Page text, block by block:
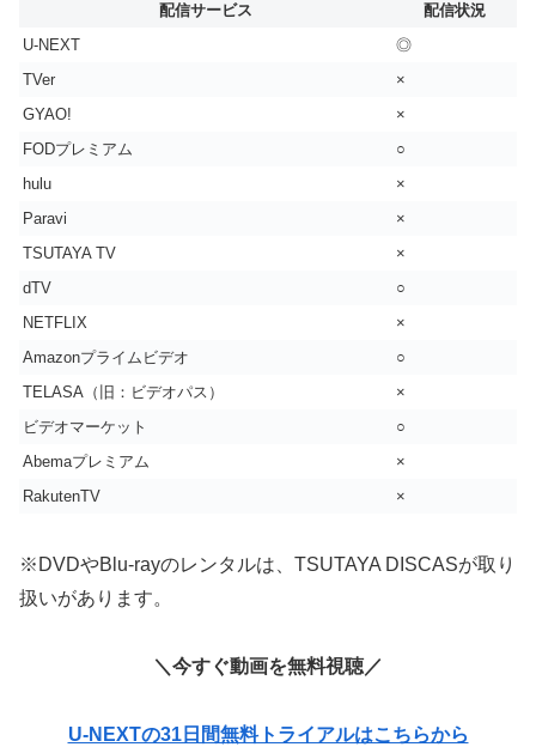
配信サービス
配信状況
U-NEXT
◎
TVer
×
GYAO!
×
FODプレミアム
○
hulu
×
Paravi
×
TSUTAYA TV
×
dTV
○
NETFLIX
×
Amazonプライムビデオ
○
TELASA（旧：ビデオパス）
×
ビデオマーケット
○
Abemaプレミアム
×
RakutenTV
×
※DVDやBlu-rayのレンタルは、TSUTAYA DISCASが取り
扱いがあります。
＼今すぐ動画を無料視聴／
U-NEXTの31日間無料トライアルはこちらから